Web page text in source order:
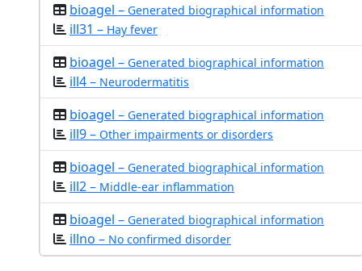
bioagel – Generated biographical information
ill31 – Hay fever
bioagel – Generated biographical information
ill4 – Neurodermatitis
bioagel – Generated biographical information
ill9 – Other impairments or disorders
bioagel – Generated biographical information
ill2 – Middle-ear inflammation
bioagel – Generated biographical information
illno – No confirmed disorder